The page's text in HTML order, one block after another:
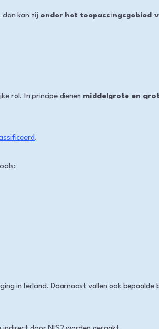
kan zij onder het toepassingsgebied
rol. In principe dienen middelgrote en
.
in Ierland. Daarnaast vallen ook